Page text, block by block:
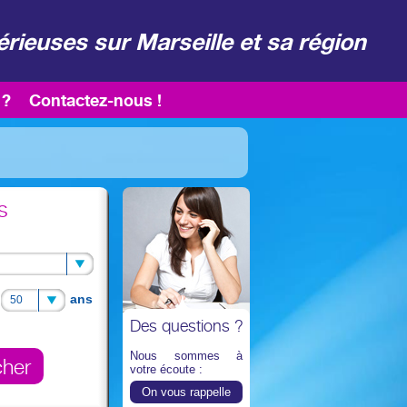
sur Marseille et sa région
Contactez-nous !
50
50 ans
Des questions ?
Nous sommes à
votre écoute :
On vous rappelle